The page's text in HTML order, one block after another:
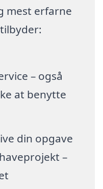
mest erfarne
– også
at benytte
din opgave
–